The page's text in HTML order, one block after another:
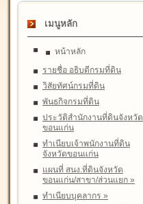
เมนูหลัก
หน้าหลัก
รายชื่อ อธิบดีกรมที่ดิน
วิสัยทัศน์กรมที่ดิน
พันธกิจกรมที่ดิน
ประวัติสำนักงานที่ดินจังหวัด
ขอนแก่น
ทำเนียบเจ้าพนักงานที่ดิน
จังหวัดขอนแก่น
แผนที่ สนง.ที่ดินจังหวัด
ขอนแก่น/สาขา/ส่วนแยก »
ทำเนียบบุคลากร »